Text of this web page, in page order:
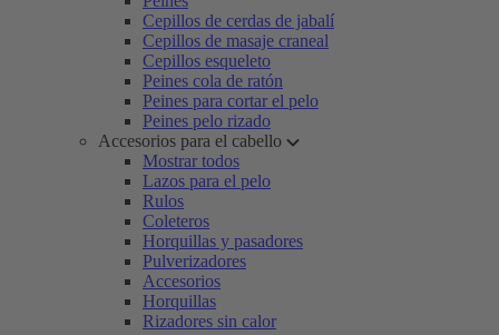
Cepillos de cerdas de jabalí
Cepillos de masaje craneal
Cepillos esqueleto
Peines cola de ratón
Peines para cortar el pelo
Peines pelo rizado
Accesorios para el cabello
Mostrar todos
Lazos para el pelo
Rulos
Coleteros
Horquillas y pasadores
Pulverizadores
Accesorios
Horquillas
Rizadores sin calor